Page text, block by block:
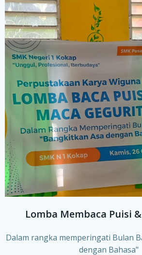
Lomba Membaca Puisi
Dalam rangka memperingati Bulan
dengan Bahasa"